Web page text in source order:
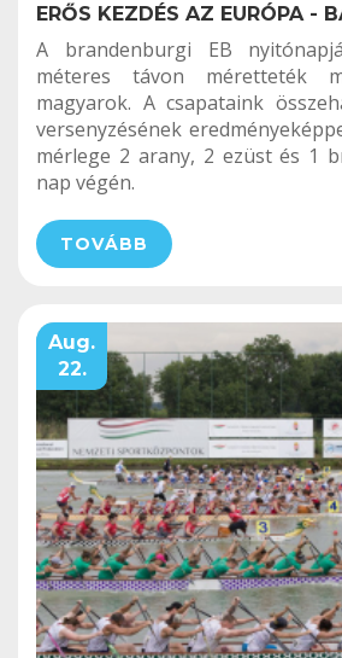
ERŐS KEZDÉS AZ EURÓPA -
A brandenburgi EB
méteres távon méretteték
magyarok. A csapataink
versenyzésének
mérlege 2 arany, 2 ezüst és 1
nap végén.
TOVÁBB
Aug.
22.